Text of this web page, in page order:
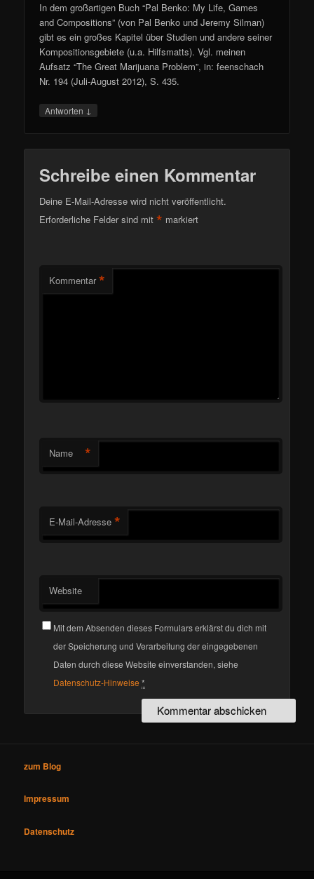
In dem großartigen Buch “Pal Benko: My Life, Games
and Compositions” (von Pal Benko und Jeremy Silman)
gibt es ein großes Kapitel über Studien und andere seiner
Kompositionsgebiete (u.a. Hilfsmatts). Vgl. meinen
Aufsatz “The Great Marijuana Problem”, in: feenschach
Nr. 194 (Juli-August 2012), S. 435.
Antworten ↓
Schreibe einen Kommentar
Deine E-Mail-Adresse wird nicht veröffentlicht.
Erforderliche Felder sind mit* markiert
Kommentar *
Name *
E-Mail-Adresse *
Website
Mit dem Absenden dieses Formulars erklärst du dich mit
der Speicherung und Verarbeitung der eingegebenen
Daten durch diese Website einverstanden, siehe
Datenschutz-Hinweise *
zum Blog
Impressum
Datenschutz